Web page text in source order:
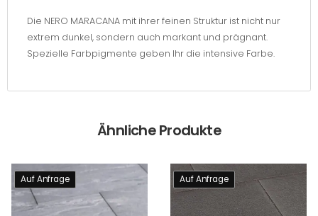
Die NERO MARACANA mit ihrer feinen Struktur ist nicht nur
extrem dunkel, sondern auch markant und prägnant.
Spezielle Farbpigmente geben Ihr die intensive Farbe.
Ähnliche Produkte
Auf Anfrage Auf Anfrage